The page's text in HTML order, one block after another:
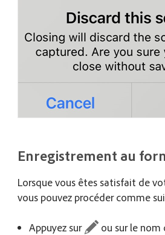
Enregistrement au
Lorsque vous êtes satisfait de
vous pouvez procéder comme
Appuyez sur
ou sur le nom